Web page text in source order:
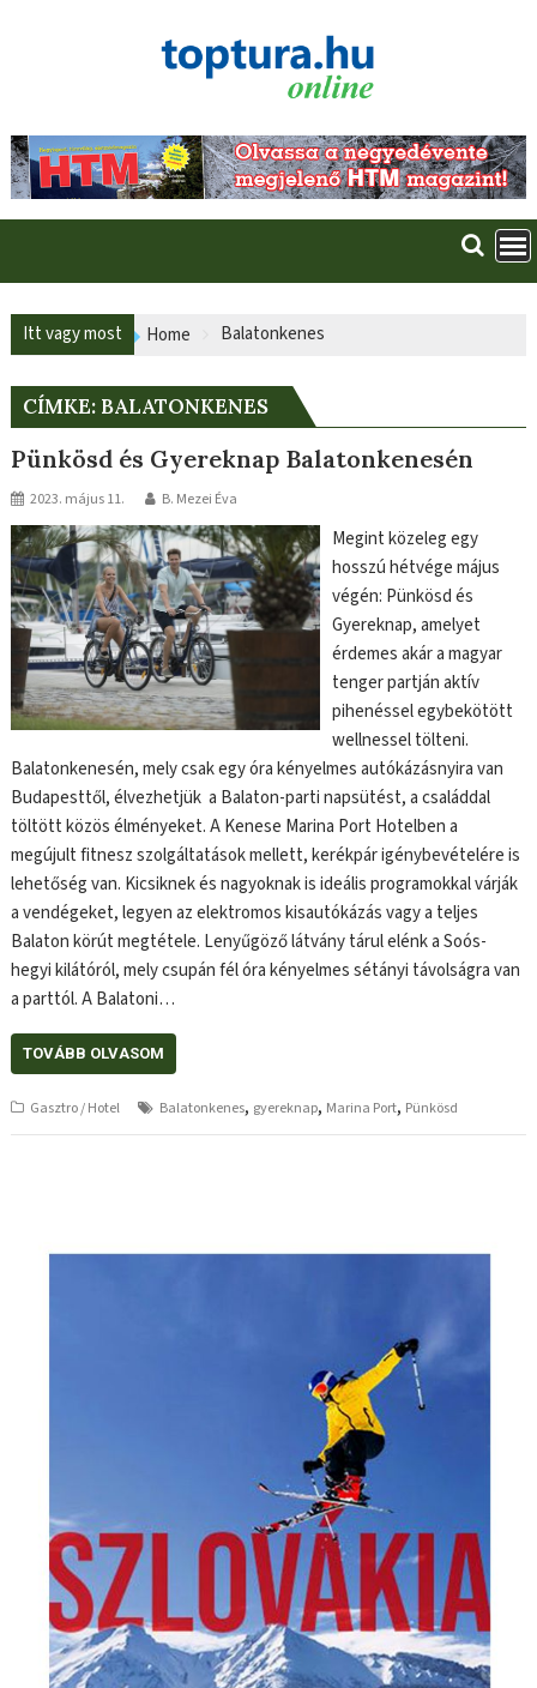
Itt vagy most Home Balatonkenes
CÍMKE: BALATONKENES
Pünkösd és Gyereknap Balatonkenesén
2023. május 11. B. Mezei Éva
Megint közeleg egy
hosszú hétvége május
végén: Pünkösd és
Gyereknap, amelyet
érdemes akár a magyar
tenger partján aktív
pihenéssel egybekötött
wellnessel tölteni.
Balatonkenesén, mely csak egy óra kényelmes autókázásnyira van
Budapesttől, élvezhetjük a Balaton-parti napsütést, a családdal
töltött közös élményeket. A Kenese Marina Port Hotelben a
megújult fitnesz szolgáltatások mellett, kerékpár igénybevételére is
lehetőség van. Kicsiknek és nagyoknak is ideális programokkal várják
a vendégeket, legyen az elektromos kisautókázás vagy a teljes
Balaton körút megtétele. Lenyűgöző látvány tárul elénk a Soós-
hegyi kilátóról, mely csupán fél óra kényelmes sétányi távolságra van
a parttól. A Balatoni…
TOVÁBB OLVASOM
Gasztro / Hotel Balatonkenes, gyereknap, Marina Port, Pünkösd